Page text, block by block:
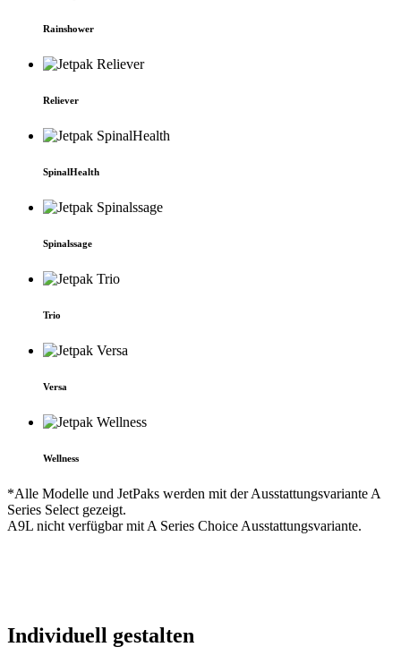
Rain­shower
Reliever
Spinal­Health
Spinals­sage
Trio
Versa
Wellness
*Alle Modelle und JetPaks werden mit der Ausstattungsvariante A
Series Select gezeigt.
A9L nicht verfügbar mit A Series Choice Ausstattungsvariante.
Individuell gestalten